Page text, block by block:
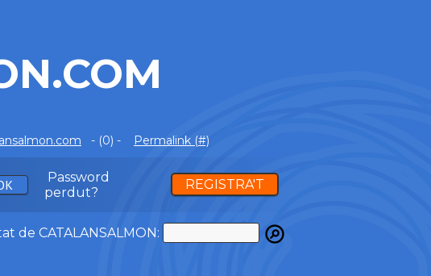
- (0) - Permalink (#)
Password
perdut?
REGISTRA'T
de CATALANSALMON: